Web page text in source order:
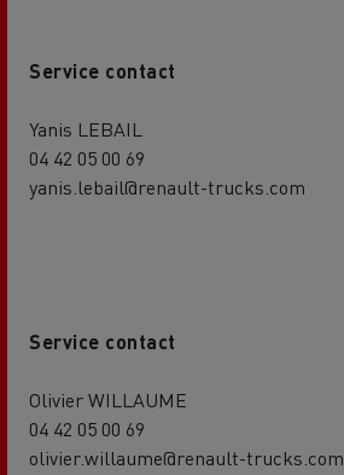
Service contact
Yanis LEBAIL
04 42 05 00 69
yanis.lebail@renault-trucks.com
Service contact
Olivier WILLAUME
04 42 05 00 69
olivier.willaume@renault-trucks.com